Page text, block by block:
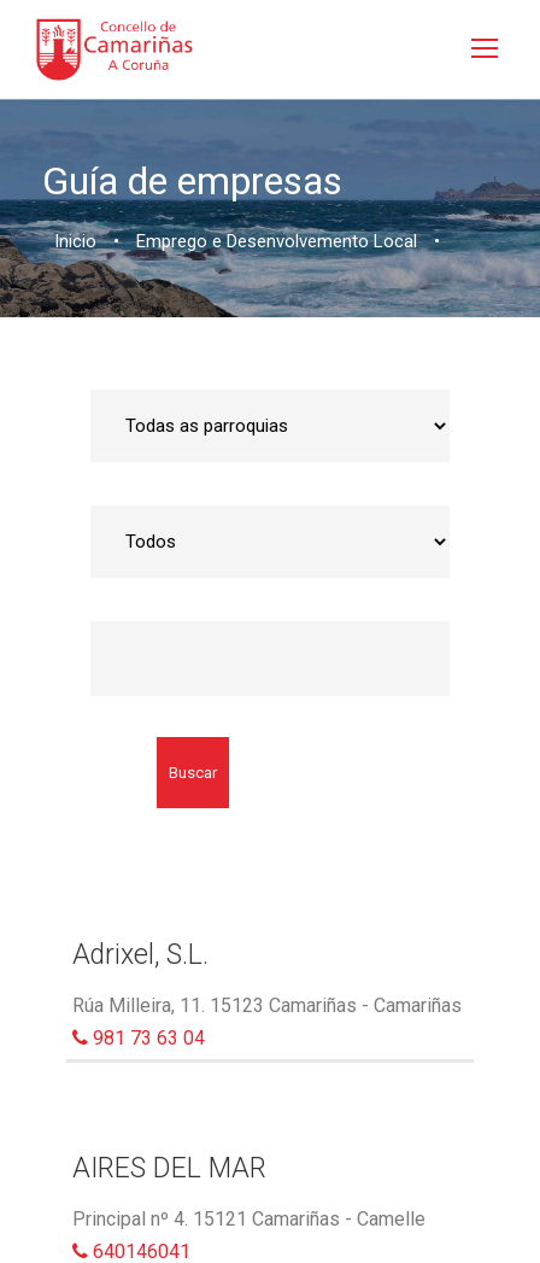
Guía de empresas
Inicio • Emprego e Desenvolvemento Local •
Buscar
Adrixel, S.L.
Rúa Milleira, 11. 15123 Camariñas - Camariñas
981 73 63 04
AIRES DEL MAR
Principal nº 4. 15121 Camariñas - Camelle
640146041